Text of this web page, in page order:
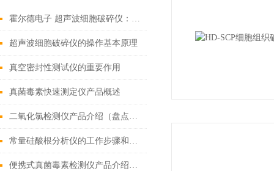
霍尔德电子 超声波细胞破碎仪：革新设计，高效安全的科研新选择
超声波细胞破碎仪的操作基本原理
真空密封性测试仪的重要作用
真菌毒素快速测定仪产品概述
二氧化氯检测仪产品介绍（盘点2022年好用的二氧化氯检测仪）
常量硅酸根分析仪的工作步骤和机制
便携式真菌毒素检测仪产品介绍说明